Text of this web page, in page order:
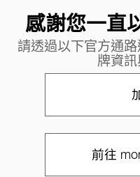
感謝您一直
請透過以下官方通
牌資訊
前往